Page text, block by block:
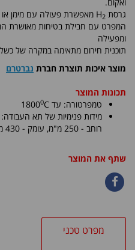
גרסת H 2
מאפשרת פעולה עם מימן
המפרט עם חבילת בטיחות מאושרת
ומפעילה
תוכנית חירום מתאימה במקרה של
מוצר איכות תוצרת חברת נברטרם
תכונות המוצר
טמפרטורה: עד C
18000
מידות פנימיות של תא העבודה:
רוחב - 250 מ"מ,
עומק -
430
שתף את המוצר
מפרט טכני